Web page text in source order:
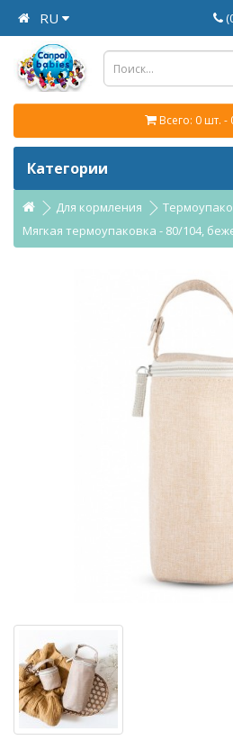
RU
Всего: 0 шт. -
Категории
Для кормления
Мягкая термоупаковка - 80/104,